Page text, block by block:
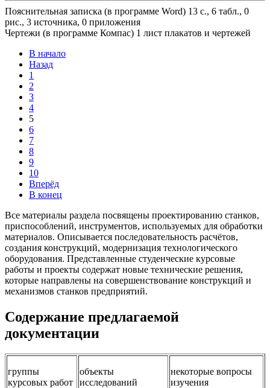
Пояснительная записка (в программе Word) 13 с., 6 табл., 0
рис., 3 источника, 0 приложения
Чертежи (в программе Компас) 1 лист плакатов и чертежей
В начало
Назад
1
2
3
4
5
6
7
8
9
10
Вперёд
В конец
Все материалы раздела посвящены проектированию станков,
приспособлений, инструментов, используемых для обработки
материалов. Описывается последовательность расчётов,
создания конструкций, модернизация технологического
оборудования. Представленные студенческие курсовые
работы и проекты содержат новые технические решения,
которые направлены на совершенствование конструкций и
механизмов станков предприятий.
Содержание предлагаемой
документации
группы
курсовых работ
объекты
исследований
некоторые вопросы
изучения